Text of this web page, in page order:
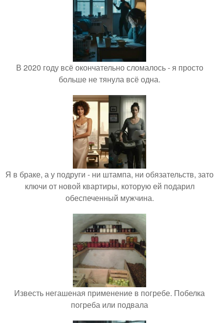
В 2020 году всё окончательно сломалось - я просто
больше не тянула всё одна.
Я в браке, а у подруги - ни штампа, ни обязательств, зато
ключи от новой квартиры, которую ей подарил
обеспеченный мужчина.
Известь негашеная применение в погребе. Побелка
погреба или подвала